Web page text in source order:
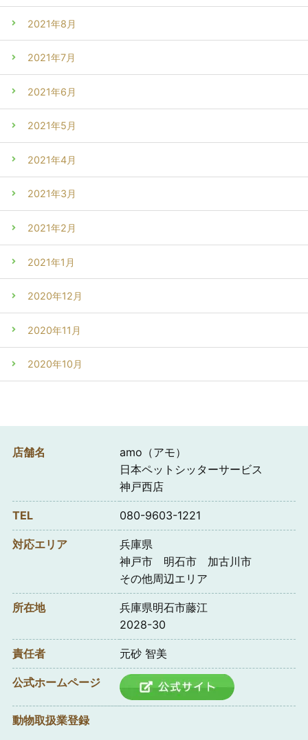
2021年8月
2021年7月
2021年6月
2021年5月
2021年4月
2021年3月
2021年2月
2021年1月
2020年12月
2020年11月
2020年10月
店舗名
amo（アモ）
日本ペットシッターサービス
神戸西店
TEL 080-9603-1221
対応エリア
兵庫県
神戸市 明石市 加古川市
その他周辺エリア
所在地
兵庫県明石市藤江
2028-30
責任者 元砂 智美
公式ホームページ
動物取扱業登録